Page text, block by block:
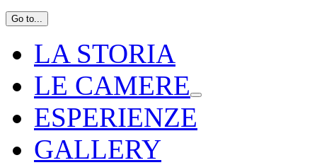
Go to...
LA STORIA
LE CAMERE
ESPERIENZE
GALLERY